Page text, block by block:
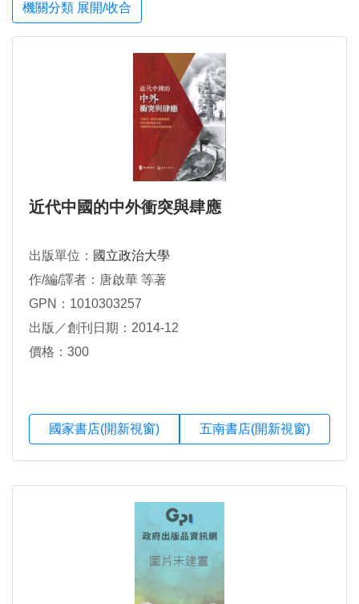
機關分類 展開/收合
近代中國的中外衝突與肆應
出版單位： 國立政治大學
作/編/譯者：唐啟華 等著
GPN：1010303257
出版／創刊日期：2014-12
價格：300
國家書店(開新視窗) 五南書店(開新視窗)